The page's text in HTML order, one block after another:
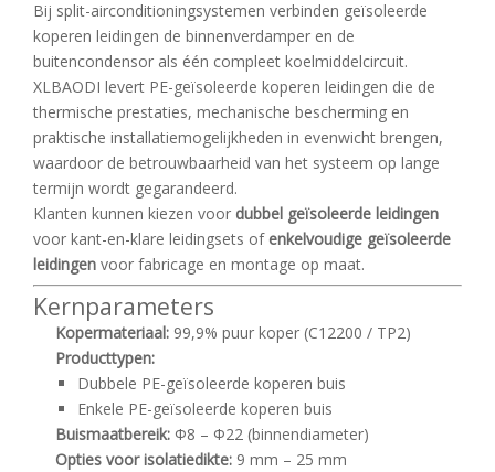
Bij split-airconditioningsystemen verbinden geïsoleerde
koperen leidingen de binnenverdamper en de
buitencondensor als één compleet koelmiddelcircuit.
XLBAODI levert PE-geïsoleerde koperen leidingen die de
thermische prestaties, mechanische bescherming en
praktische installatiemogelijkheden in evenwicht brengen,
waardoor de betrouwbaarheid van het systeem op lange
termijn wordt gegarandeerd.
Klanten kunnen kiezen voor dubbel geïsoleerde leidingen
voor kant-en-klare leidingsets of enkelvoudige geïsoleerde
leidingen voor fabricage en montage op maat.
Kernparameters
Kopermateriaal: 99,9% puur koper (C12200 / TP2)
Producttypen:
Dubbele PE-geïsoleerde koperen buis
Enkele PE-geïsoleerde koperen buis
Buismaatbereik: Φ8 – Φ22 (binnendiameter)
Opties voor isolatiedikte: 9 mm – 25 mm